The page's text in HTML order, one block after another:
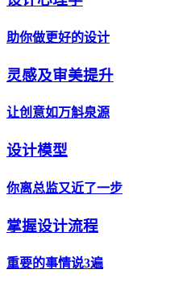
助你做更好的设计
灵感及审美提升
让创意如万斛泉源
设计模型
你离总监又近了一步
掌握设计流程
重要的事情说3遍